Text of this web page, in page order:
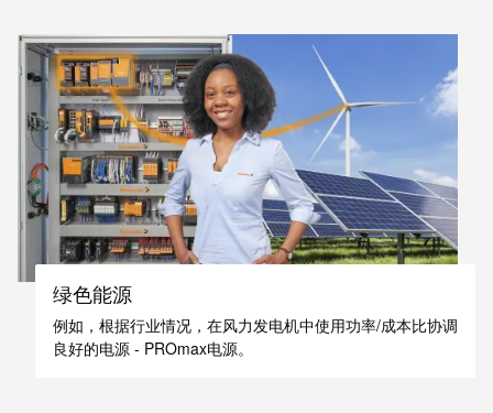
配
件
魏德
米勒
WMC
数字化
绿色能源
例如，根据行业情况，在风力发电机中使用功率/成本比协调
良好的电源 - PROmax电源。